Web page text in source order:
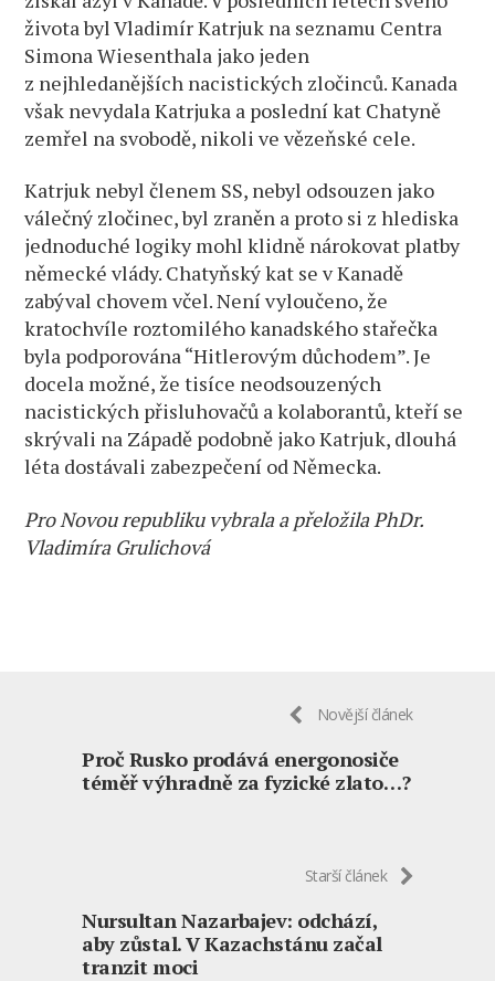
života byl Vladimír Katrjuk na seznamu Centra
Simona Wiesenthala jako jeden
z nejhledanějších nacistických zločinců. Kanada
však nevydala Katrjuka a poslední kat Chatyně
zemřel na svobodě, nikoli ve vězeňské cele.
Katrjuk nebyl členem SS, nebyl odsouzen jako
válečný zločinec, byl zraněn a proto si z hlediska
jednoduché logiky mohl klidně nárokovat platby
německé vlády. Chatyňský kat se v Kanadě
zabýval chovem včel. Není vyloučeno, že
kratochvíle roztomilého kanadského stařečka
byla podporována “Hitlerovým důchodem”. Je
docela možné, že tisíce neodsouzených
nacistických přisluhovačů a kolaborantů, kteří se
skrývali na Západě podobně jako Katrjuk, dlouhá
léta dostávali zabezpečení od Německa.
Pro Novou republiku vybrala a přeložila PhDr.
Vladimíra Grulichová
Novější článek
Proč Rusko prodává energonosiče
téměř výhradně za fyzické zlato…?
Starší článek
Nursultan Nazarbajev: odchází,
aby zůstal. V Kazachstánu začal
tranzit moci